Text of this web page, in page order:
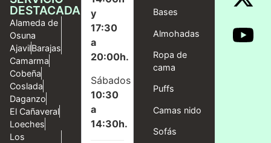
DESTACADAS
Alameda de
Osuna
AjavilBarajas
Camarma
Cobeña
Coslada
Daganzo
El Cañaveral
Loeches
Los
y
17:30
a
20:00h.
Sábados
10:30
a
14:30h.
Bases
Almohadas
Ropa de
cama
Puffs
Camas nido
Sofás